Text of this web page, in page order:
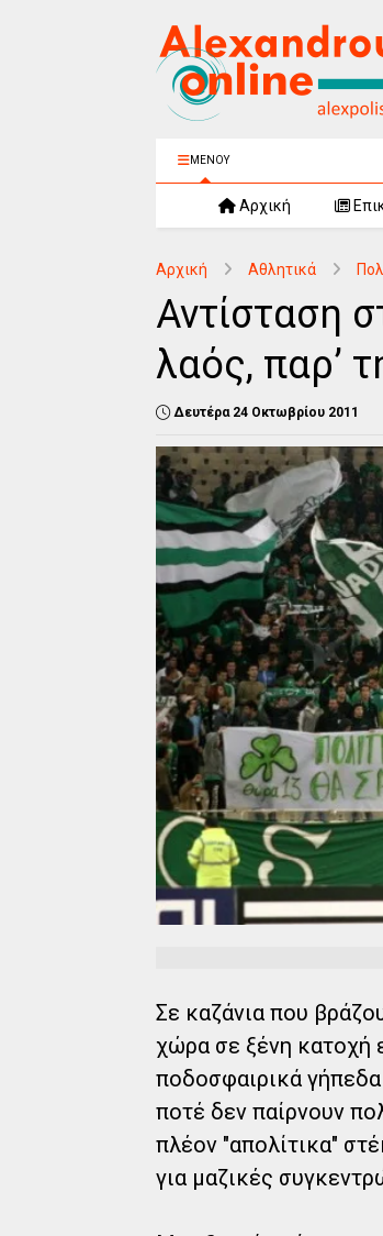
ΜΕΝΟΥ
Αρχική
Αρχική Αθλητικά
Αντίσταση
λαός, παρ’
Δευτέρα 24 Οκτωβρίου 2011
Σε καζάνια που
χώρα σε ξένη κατοχή
ποδοσφαιρικά
ποτέ δεν παίρνουν
πλέον "απολίτικα"
για μαζικές